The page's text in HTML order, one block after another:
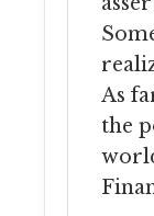
As
the